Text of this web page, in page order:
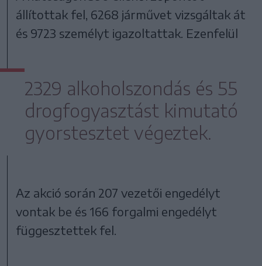
állítottak fel, 6268 járművet vizsgáltak át
és 9723 személyt igazoltattak. Ezenfelül
2329 alkoholszondás és 55
drogfogyasztást kimutató
gyorstesztet végeztek.
Az akció során 207 vezetői engedélyt
vontak be és 166 forgalmi engedélyt
függesztettek fel.